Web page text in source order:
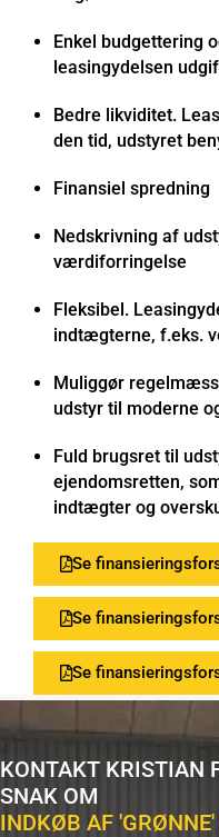
Enkel budgettering
leasingydelsen
Bedre likviditet.
den tid, udstyret
Finansiel spredning
Nedskrivning af
værdiforringelse
Fleksibel.
indtægterne, f.eks.
Muliggør
udstyr til moderne
Fuld brugsret til
ejendomsretten,
indtægter og
Se
Se
Se
KONTAKT KRISTIAN
SNAK OM
INDKØB AF